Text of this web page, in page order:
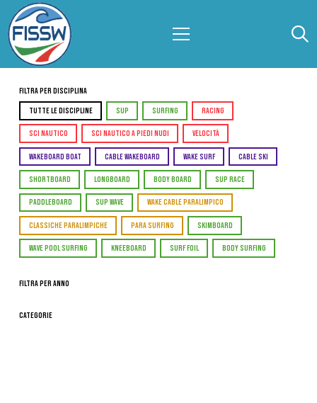
Filtra per Disciplina
TUTTE LE DISCIPLINE SUP SURFING RACING
SCI NAUTICO SCI NAUTICO A PIEDI NUDI VELOCITÀ
WAKEBOARD BOAT CABLE WAKEBOARD WAKE SURF CABLE SKI
SHORTBOARD LONGBOARD BODY BOARD SUP RACE
PADDLEBOARD SUP WAVE WAKE CABLE PARALIMPICO
CLASSICHE PARALIMPICHE PARA SURFING SKIMBOARD
WAVE POOL SURFING KNEEBOARD SURF FOIL BODY SURFING
Filtra per Anno
Categorie